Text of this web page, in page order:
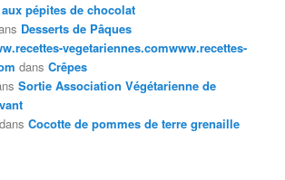
aux pépites de chocolat
Desserts de Pâques
vegetariennes.comwww.recettes-
dansCrêpes
Sortie Association Végétarienne de
dansCocotte de pommes de terre grenaille